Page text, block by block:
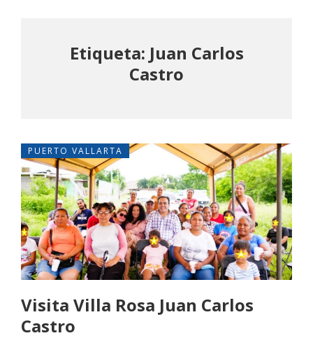
Etiqueta: Juan Carlos
Castro
PUERTO VALLARTA
Visita Villa Rosa Juan Carlos
Castro